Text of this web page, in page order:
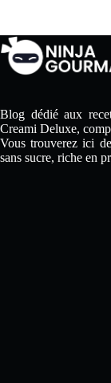
Blog dédié aux
Creami Deluxe,
Vous trouverez ici
sans sucre, riche en